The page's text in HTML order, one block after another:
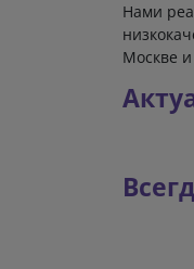
Нами
Москве